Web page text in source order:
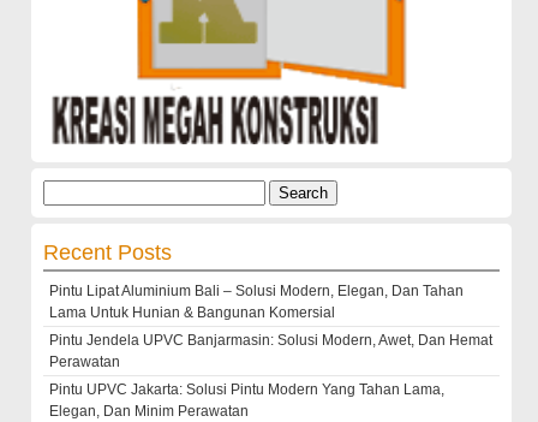
Recent Posts
Pintu Lipat Aluminium Bali – Solusi Modern, Elegan, Dan Tahan
Lama Untuk Hunian & Bangunan Komersial
Pintu Jendela UPVC Banjarmasin: Solusi Modern, Awet, Dan Hemat
Perawatan
Pintu UPVC Jakarta: Solusi Pintu Modern Yang Tahan Lama,
Elegan, Dan Minim Perawatan